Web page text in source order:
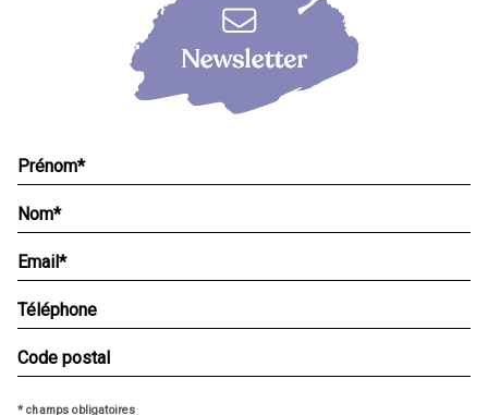
* champs obligatoires